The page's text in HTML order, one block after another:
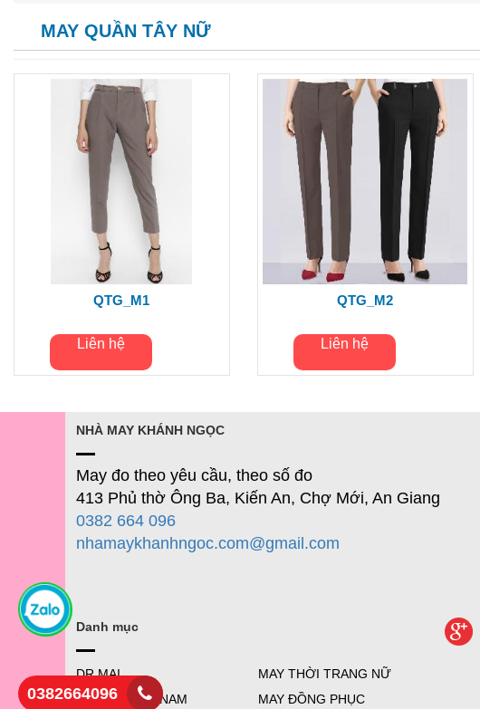
MAY QUẦN TÂY NỮ
QTG_M1
Liên hệ
QTG_M2
Liên hệ
NHÀ MAY KHÁNH NGỌC
May đo theo yêu cầu, theo số đo
413 Phủ thờ Ông Ba, Kiến An, Chợ Mới, An Giang
0382 664 096
nhamaykhanhngoc.com@gmail.com
Danh mục
DR MAI
MAY THỜI TRANG NỮ
THỜI TRANG NAM
MAY ĐỒNG PHỤC
0382664096